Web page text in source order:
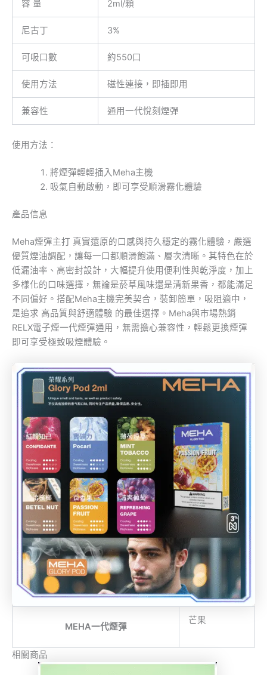
容 量 2ml/顆
尼古丁 3%
可吸口數 約550口
使用方法 磁性連接，即插即用
兼容性 通用一代悅刻煙彈
使用方法：
將煙彈輕輕插入Meha主機
吸氣自動啟動，即可享受順滑霧化體驗
產品信息
Meha煙彈主打 真實還原的口感與持久穩定的霧化體驗，嚴選
優質煙油調配，讓每一口都順滑飽滿、層次清晰。其特色在於
低漏油率、高密封設計，大幅提升使用便利性與乾淨度，加上
多樣化的口味選擇，無論是菸草風味還是清新果香，都能滿足
不同偏好。搭配Meha主機完美契合，裝卸簡單，吸阻適中，
是追求 高品質與舒適體驗 的最佳選擇。Meha與市場熱銷
RELX電子煙一代煙彈通用，無需擔心兼容性，輕鬆更換煙彈
即可享受極致吸煙體驗。
MEHA一代煙彈
芒果
相關商品